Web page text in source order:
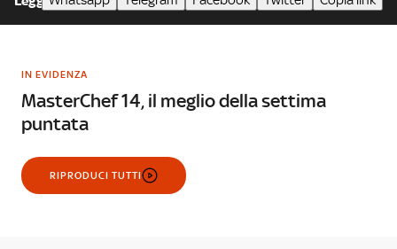
IN EVIDENZA
MasterChef 14, il meglio della settima
puntata
RIPRODUCI TUTTI